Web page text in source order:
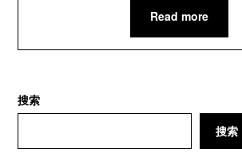
Read more
搜索
搜索